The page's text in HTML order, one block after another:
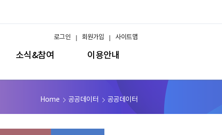
소식&참여 이용안내
로그인 회원가입 사이트맵
Home 공공데이터 공공데이터